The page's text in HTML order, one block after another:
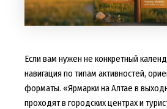
Если вам нужен не конкретный
навигация по типам активностей,
форматы. «Ярмарки на Алтае в
проходят в городских центрах и